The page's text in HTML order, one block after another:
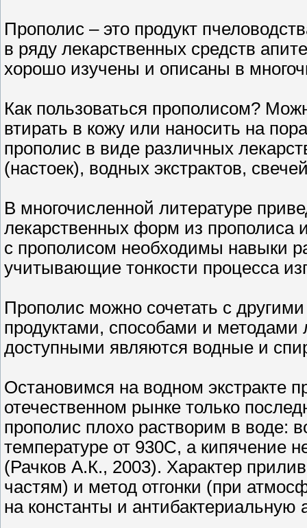
Прополис – это продукт
в ряду лекарственных средств
хорошо изучены и описаны в
Как пользоваться прополисом?
втирать в кожу или наносить на
прополис в виде различных
(настоек), водных экстрактов,
В многочисленной литературе
лекарственных форм из прополиса
с прополисом необходимы навыки
учитывающие тонкости процесса
Прополис можно сочетать с
продуктами, способами и
доступными являются водные и
Остановимся на водном экстракте
отечественном рынке только
прополис плохо растворим в воде:
температуре от 930С, а кипячение
(Рачков А.К., 2003). Характер
частям) и метод отгонки (при
на константы и антибактериальную